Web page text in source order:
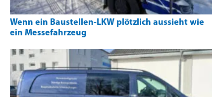
Wenn ein Baustellen-LKW plötzlich aussieht wie
ein Messefahrzeug